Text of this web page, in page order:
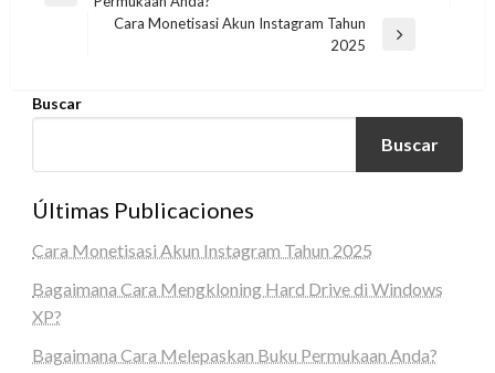
Cara Monetisasi Akun Instagram Tahun
2025
Buscar
Buscar
Últimas Publicaciones
Cara Monetisasi Akun Instagram Tahun 2025
Bagaimana Cara Mengkloning Hard Drive di Windows
XP?
Bagaimana Cara Melepaskan Buku Permukaan Anda?